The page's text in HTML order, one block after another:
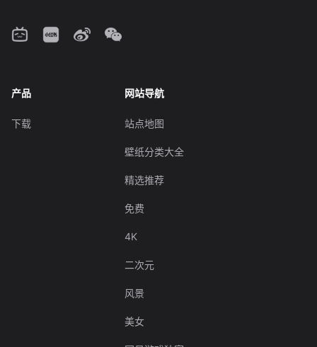
产品
下载
网站导航
站点地图
壁纸分类大全
精选推荐
免费
4K
二次元
风景
美女